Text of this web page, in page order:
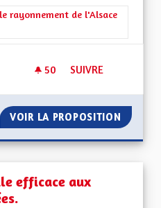
: La Culture, l'Education et
rayonnement de l'Alsace
50 50 ABONNÉS
SUIVRE
VOIR LA PROPOSITION UNE
efficace aux